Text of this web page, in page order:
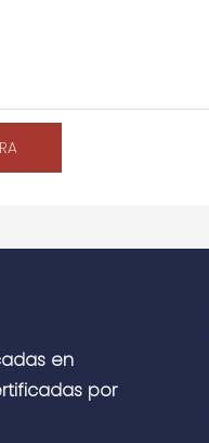
en
por